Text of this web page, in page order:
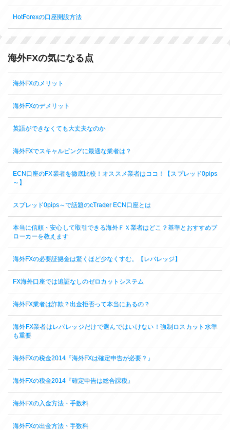
HotForexの口座開設方法
海外FXの気になる点
海外FXのメリット
海外FXのデメリット
英語ができなくても大丈夫なのか
海外FXでスキャルピングに最適な業者は？
ECN口座のFX業者を徹底比較！オススメ業者はココ！【スプレッド0pips
～】
スプレッド0pips～で話題のcTrader ECN口座とは
本当に信頼・安心して取引できる海外ＦＸ業者はどこ？基準とおすすめブ
ローカーを教えます
海外FXの必要証拠金は驚くほど少なくすむ。【レバレッジ】
FX海外口座では追証なしのゼロカットシステム
海外FX業者は詐欺？出金拒否って本当にあるの？
海外FX業者はレバレッジだけで選んではいけない！強制ロスカット水準
も重要
海外FXの税金2014『海外FXは確定申告が必要？』
海外FXの税金2014『確定申告は総合課税』
海外FXの入金方法・手数料
海外FXの出金方法・手数料